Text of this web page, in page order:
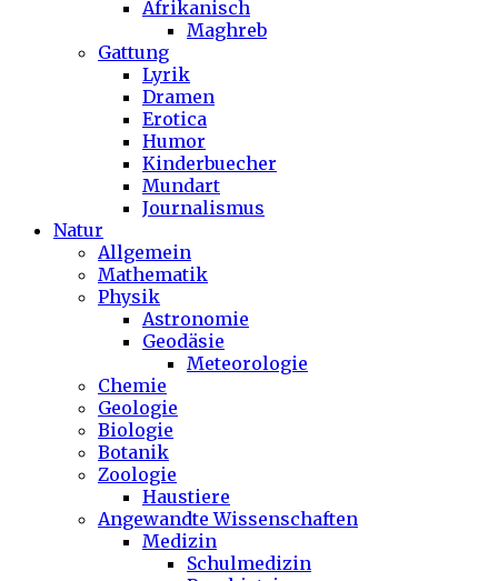
Afrikanisch
Maghreb
Gattung
Lyrik
Dramen
Erotica
Humor
Kinderbuecher
Mundart
Journalismus
Natur
Allgemein
Mathematik
Physik
Astronomie
Geodäsie
Meteorologie
Chemie
Geologie
Biologie
Botanik
Zoologie
Haustiere
Angewandte Wissenschaften
Medizin
Schulmedizin